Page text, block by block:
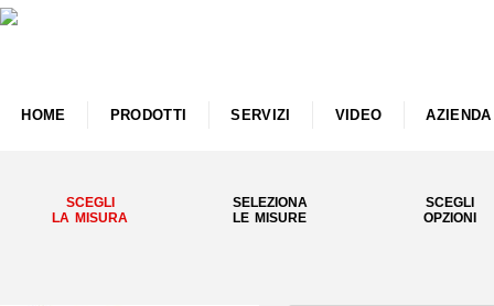
HOME PRODOTTI SERVIZI VIDEO AZIENDA
SCEGLI
LA MISURA
SELEZIONA
LE MISURE
SCEGLI
OPZIONI